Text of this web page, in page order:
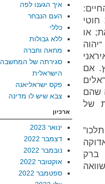
או
אם
שהם
של
ברק
איך הגענו לפה
העם הנבחר
כללי
ללא גבולות
מחאה וחברה
סגירתה של המחשבה
הישראלית
פקס ישראליאנה
צבא שיש לו מדינה
ארכיון
ינואר 2023
דצמבר 2022
נובמבר 2022
אוקטובר 2022
ספטמבר 2022